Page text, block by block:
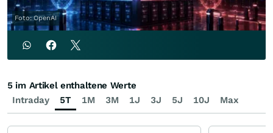
Foto: OpenAI
Intraday 5T 1M 3M 1J 3J 5J 10J Max
5 im Artikel enthaltene Werte